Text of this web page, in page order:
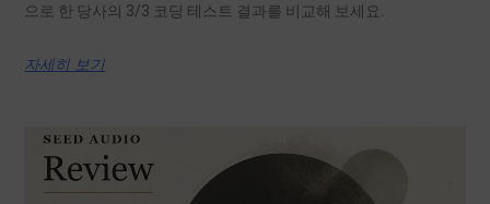
으로 한 당사의 3/3 코딩 테스트 결과를 비교해 보세요.
자세히 보기